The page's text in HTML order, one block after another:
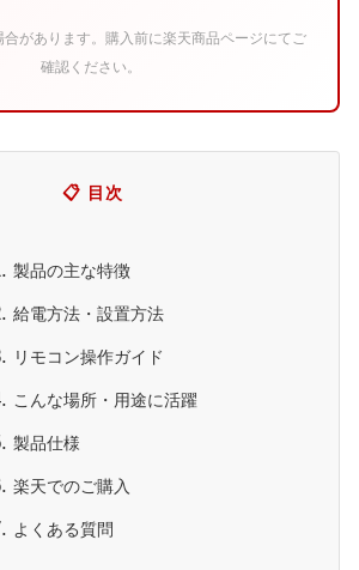
があります。購入前に楽天商品ページにてご
確認ください。
📋 目次
製品の主な特徴
給電方法・設置方法
リモコン操作ガイド
こんな場所・用途に活躍
製品仕様
楽天でのご購入
よくある質問